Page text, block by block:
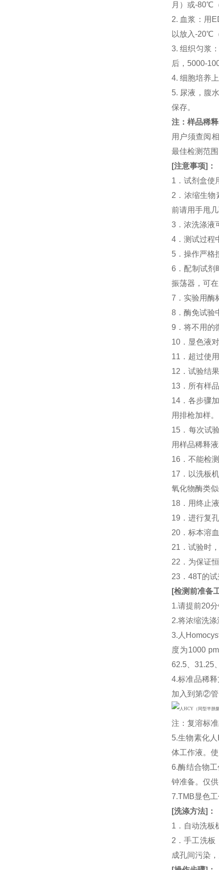
月）或-80℃
2. 血浆：用
以放入-20℃
3. 组织匀浆
后，5000-
4. 细胞培养
5. 尿液，腹
保存。
注：样品稀
用户须查阅
最佳检测范
[注意事项] ：
1．试剂盒使
2．浓缩生物
前请用手甩
3．浓洗涤液
4．测试过程
5．操作严格
6．配制试剂
振荡器，可
7．实验用酶
8．酶免试验
9．将不用的
10．显色液
11．超过使
12．试验结
13．所有样
14．各步骤
用排枪加样。
15．每次试
用样品稀释
16．不能检
17．以洗板
氧化物酶类
18．用终止
19．进行复
20．标本溶
21．试验时
22．为保证
23．48T的
[检测前准备
1.请提前20
2.将浓缩洗
3.人
度为1000
62.5、31.25
4.标准品稀
加入到第②
注：复溶标
5.生物素化
体工作液。
6.酶结合物
钟准备。仅
7.TMB显色
[洗涤方法] ：
1．自动洗板
2．手工洗板
成孔间污染